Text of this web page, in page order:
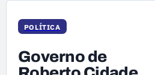
POLÍTICA
Governo de